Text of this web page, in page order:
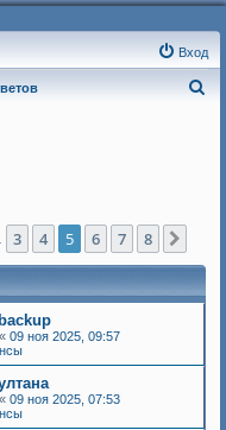
Вход
из 8
3 4 5 6 7 8
« 09 ноя 2025, 09:57
« 09 ноя 2025, 07:53